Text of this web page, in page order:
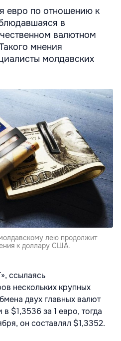
евро по отношению к
в
валютном
мнения
молдавских
лею продолжит
к доллару США.
ссылаясь
нескольких крупных
двух главных валют
в $1,3536 за 1 евро, тогда
он составлял $1,3352.